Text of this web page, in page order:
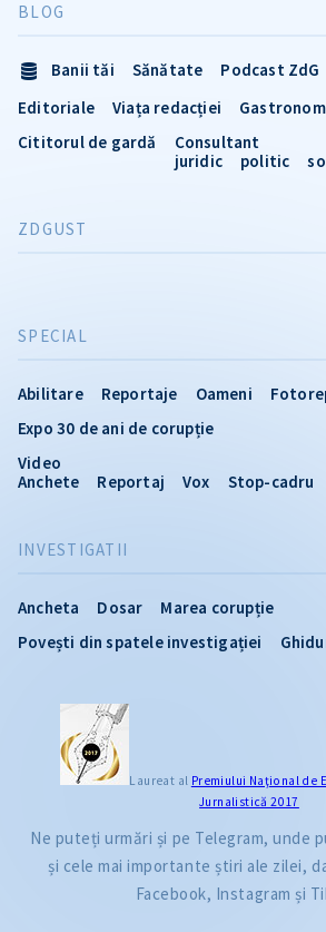
INVESTIGATII
Ancheta Dosar
Marea corupție
Povești din spatele investigației
SPECIAL
Abilitare Reportaje Oameni
Expo 30 de ani de corupție
Video
Anchete
Reportaj Vox Stop-cadru
BLOG
Banii tăi Sănătate Podcast ZdG
Editoriale
Viața redacției
Cititorul de gardă
Consultant
juridic
politic
ZDGUST
Laureat al Premiului Naţional de
Jurnalistică 2017
Ne puteți urmări și pe Telegram, unde
și cele mai importante știri ale zilei,
Facebook, Instagram și